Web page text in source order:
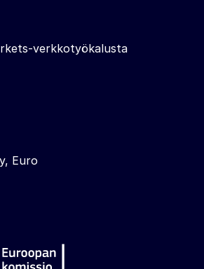
verkkotyökalusta
Euro